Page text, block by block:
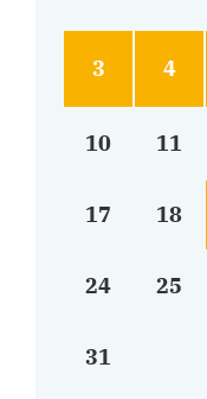
3 4
10 11
17 18
24 25
31